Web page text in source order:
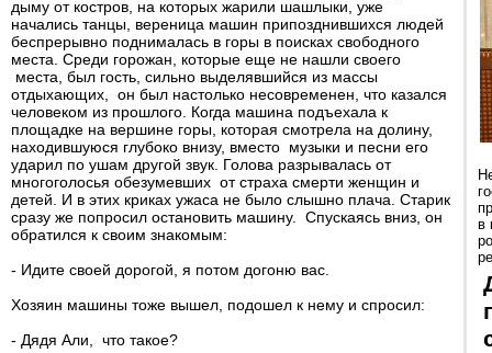
дыму от костров, на которых жарили шашлыки, уже
начались танцы, вереница машин припозднившихся людей
беспрерывно поднималась в горы в поисках свободного
места. Среди горожан, которые еще не нашли своего
места, был гость, сильно выделявшийся из массы
отдыхающих, он был настолько несовременен, что казался
человеком из прошлого. Когда машина подъехала к
площадке на вершине горы, которая смотрела на долину,
находившуюся глубоко внизу, вместо музыки и песни его
ударил по ушам другой звук. Голова разрывалась от
многоголосья обезумевших от страха смерти женщин и
детей. И в этих криках ужаса не было слышно плача. Старик
сразу же попросил остановить машину. Спускаясь вниз, он
обратился к своим знакомым:
- Идите своей дорогой, я потом догоню вас.
Хозяин машины тоже вышел, подошел к нему и спросил:
- Дядя Али, что такое?
в